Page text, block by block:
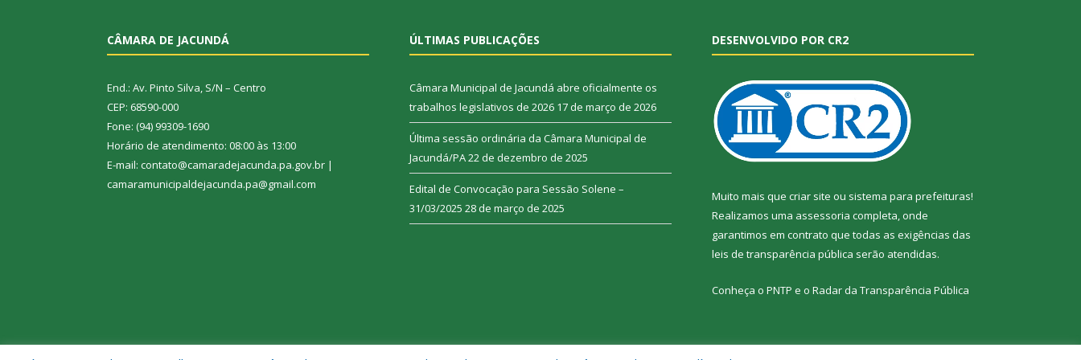
CÂMARA DE JACUNDÁ
End.: Av. Pinto Silva, S/N – Centro
CEP: 68590-000
Fone: (94) 99309-1690
Horário de atendimento: 08:00 às 13:00
E-mail: contato@camaradejacunda.pa.gov.br |
camaramunicipaldejacunda.pa@gmail.com
ÚLTIMAS PUBLICAÇÕES
Câmara Municipal de Jacundá abre oficialmente os
trabalhos legislativos de 2026 17 de março de 2026
Última sessão ordinária da Câmara Municipal de
Jacundá/PA22 de dezembro de 2025
Edital de Convocação para Sessão Solene –
31/03/2025 28 de março de 2025
DESENVOLVIDO POR CR2
Muito mais que criar site ou sistema para prefeituras!
Realizamos uma assessoria completa, onde
garantimos em contrato que todas as exigências das
leis de transparência pública serão atendidas.
Conheça o PNTP e o Radar da Transparência Pública